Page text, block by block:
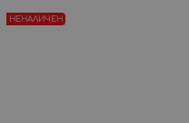
НЕНАЛИЧЕН